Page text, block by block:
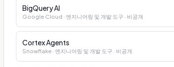
BigQuery AI
Google Cloud · 엔지니어링 및 개발 도구 · 비공개
Cortex Agents
Snowflake · 엔지니어링 및 개발 도구 · 비공개